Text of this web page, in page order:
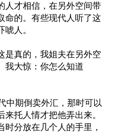
人才相信，在另外空间带
命的。有些现代人听了这
人。
是真的，我姐夫在另外空
我大惊：你怎么知道
中期倒卖外汇，那时可以
托人情才把他弄出来。
分放在几个人的手里，